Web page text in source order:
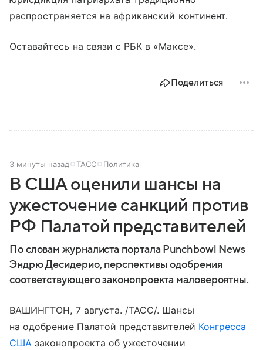
распространяется на африканский континент.
Оставайтесь на связи с РБК в «Максе».
Поделиться
3 минуты назад ТАСС Политика
В США оценили шансы на
ужесточение санкций против
РФ Палатой представителей
По словам журналиста портала Punchbowl News
Эндрю Десидерио, перспективы одобрения
соответствующего законопроекта маловероятны.
ВАШИНГТОН, 7 августа. /ТАСС/. Шансы
на одобрение Палатой представителей Конгресса
США законопроекта об ужесточении